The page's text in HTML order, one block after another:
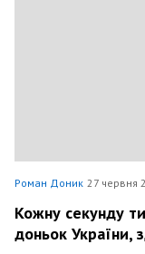
Роман Доник 27 червня
Кожну секунду
доньок України,